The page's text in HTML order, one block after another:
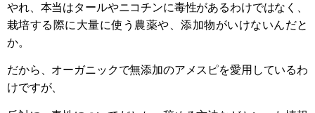
やれ、本当はタールやニコチンに毒性があるわけではなく、
栽培する際に大量に使う農薬や、添加物がいけないんだと
か。
だから、オーガニックで無添加のアメスピを愛用しているわ
けですが、